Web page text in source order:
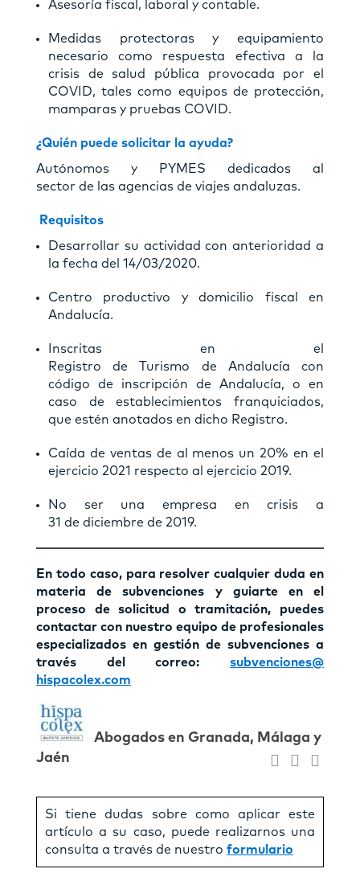
Asesoría fiscal, laboral y contable.
Medidas protectoras y equipamiento
necesario como respuesta efectiva a la
crisis de salud pública provocada por el
COVID, tales como equipos de protección,
mamparas y pruebas COVID.
¿Quién puede solicitar la ayuda?
Autónomos y PYMES dedicados al
sector de las agencias de viajes andaluzas.
Requisitos
Desarrollar su actividad con anterioridad a
la fecha del 14/03/2020.
Centro productivo y domicilio fiscal en
Andalucía.
Inscritas en el
Registro de Turismo de Andalucía con
código de inscripción de Andalucía, o en
caso de establecimientos franquiciados,
que estén anotados en dicho Registro.
Caída de ventas de al menos un 20% en el
ejercicio 2021 respecto al ejercicio 2019.
No ser una empresa en crisis a
31 de diciembre de 2019.
En todo caso, para resolver cualquier duda en
materia de subvenciones y guiarte en el
proceso de solicitud o tramitación, puedes
contactar con nuestro equipo de profesionales
especializados en gestión de subvenciones a
través del correo: subvenciones@
hispacolex.com
Abogados en Granada, Málaga y
Jaén
Si tiene dudas sobre como aplicar este
artículo a su caso, puede realizarnos una
consulta a través de nuestro formulario